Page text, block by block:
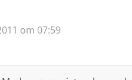
om 07:59